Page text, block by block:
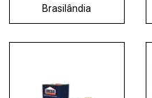
Brasilândia